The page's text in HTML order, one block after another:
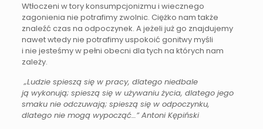
Wtłoczeni w tory konsumpcjonizmu i wiecznego
zagonienia nie potrafimy zwolnic. Ciężko nam także
znaleźć czas na odpoczynek. A jeżeli już go znajdujemy
nawet wtedy nie potrafimy uspokoić gonitwy myśli
i nie jesteśmy w pełni obecni dla tych na których nam
zależy.
„Ludzie spieszą się w pracy, dlatego niedbale
ją wykonują; spieszą się w używaniu życia, dlatego jego
smaku nie odczuwają; spieszą się w odpoczynku,
dlatego nie mogą wypocząć…” Antoni Kępiński